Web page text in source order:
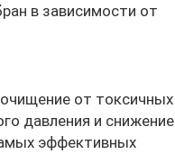
в зависимости от
от токсичных
давления и снижение
эффективных